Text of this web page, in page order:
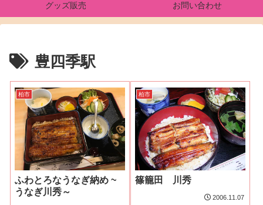
グッズ販売 お問い合わせ
豊四季駅
柏市
ふわとろなうなぎ納め ~
うなぎ川秀～
柏市
篠籠田 川秀
2006.11.07